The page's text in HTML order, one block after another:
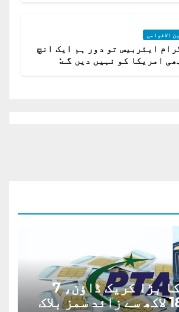
الاقوامی
ایئربیس تو دور ہم ایک انچ
امریکا کو نہیں دیں گے:
پی ٹی اے کا بڑا کریک ڈاؤن، 7